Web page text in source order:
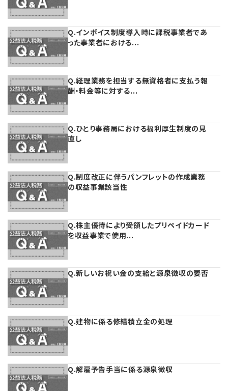
Q.インボイス制度導入時に課税事業者であ
った事業者における...
Q.経理業務を担当する無資格者に支払う報
酬・料金等に対する...
Q.ひとり事務局における福利厚生制度の見
直し
Q.制度改正に伴うパンフレットの作成業務
の収益事業該当性
Q.株主優待により受領したプリペイドカード
を収益事業で使用...
Q.新しいお祝い金の支給と源泉徴収の要否
Q.建物に係る修繕積立金の処理
Q.解雇予告手当に係る源泉徴収